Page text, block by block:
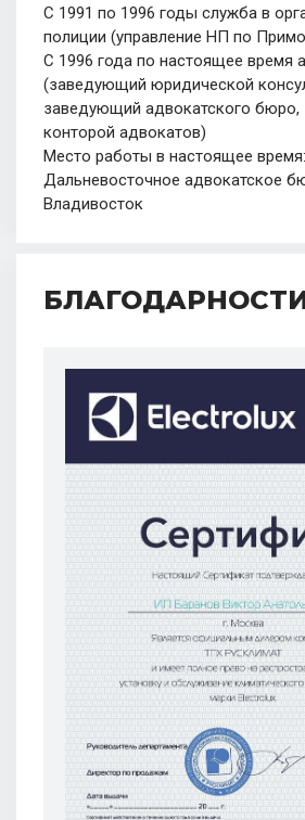
С 1991 по 1996 годы служба в
полиции (управление НП по
С 1996 года по настоящее время
(заведующий юридической
заведующий адвокатского
конторой адвокатов)
Место работы в настоящее время:
Дальневосточное адвокатское
Владивосток